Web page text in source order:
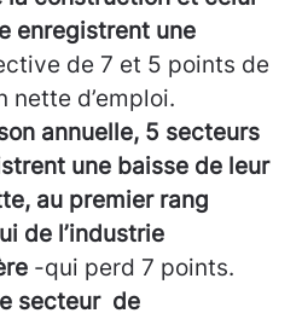
enregistrent une
de 7 et 5 points de
nette d’emploi.
annuelle, 5 secteurs
une baisse de leur
au premier rang
de l’industrie
-qui perd 7 points.
secteur de